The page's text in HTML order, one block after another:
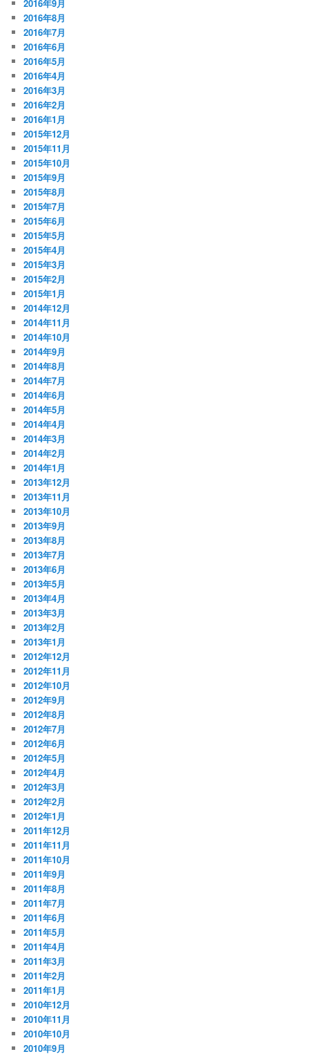
2016年9月
2016年8月
2016年7月
2016年6月
2016年5月
2016年4月
2016年3月
2016年2月
2016年1月
2015年12月
2015年11月
2015年10月
2015年9月
2015年8月
2015年7月
2015年6月
2015年5月
2015年4月
2015年3月
2015年2月
2015年1月
2014年12月
2014年11月
2014年10月
2014年9月
2014年8月
2014年7月
2014年6月
2014年5月
2014年4月
2014年3月
2014年2月
2014年1月
2013年12月
2013年11月
2013年10月
2013年9月
2013年8月
2013年7月
2013年6月
2013年5月
2013年4月
2013年3月
2013年2月
2013年1月
2012年12月
2012年11月
2012年10月
2012年9月
2012年8月
2012年7月
2012年6月
2012年5月
2012年4月
2012年3月
2012年2月
2012年1月
2011年12月
2011年11月
2011年10月
2011年9月
2011年8月
2011年7月
2011年6月
2011年5月
2011年4月
2011年3月
2011年2月
2011年1月
2010年12月
2010年11月
2010年10月
2010年9月